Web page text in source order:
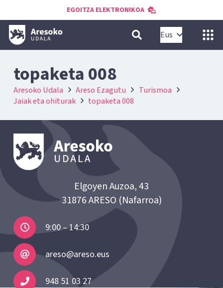
EGOITZA ELEKTRONIKOA
Eus
topaketa 008
Aresoko Udala Areso Ezagutu
Turismoa
Jaiak eta ohiturak
topaketa 008
Elgoyen Auzoa, 43
31876 ARESO (Nafarroa)
9:00 – 14:30
areso@areso.eus
948 51 03 27